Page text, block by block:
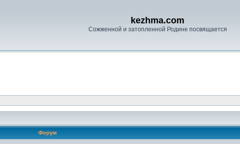
kezhma.com
Сожженной и затопленной Родине посвящается
Форум